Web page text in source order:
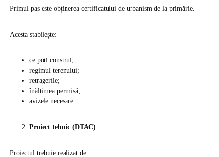
Primul pas este obținerea certificatului de urbanism de la primărie.
Acesta stabilește:
ce poți construi;
regimul terenului;
retragerile;
înălțimea permisă;
avizele necesare.
Proiect tehnic (DTAC)
Proiectul trebuie realizat de: